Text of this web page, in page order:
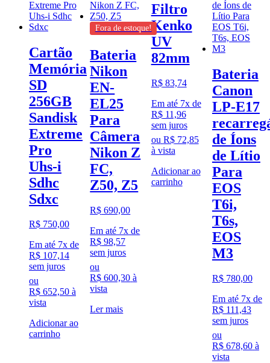
Cartão
Memória
SD
256GB
Sandisk
Extreme
Pro
Uhs-i
Sdhc
Sdxc
R$ 750,00
Em até 7x de
R$ 107,14
sem juros
ou
R$ 652,50 à
vista
Adicionar ao
carrinho
Fora de estoque!
Bateria
Nikon
EN-
EL25
Para
Câmera
Nikon Z
FC,
Z50, Z5
R$ 690,00
Em até 7x de
R$ 98,57
sem juros
ou
R$ 600,30 à
vista
Ler mais
Filtro
Kenko
UV
82mm
R$83,74
Em até 7x de
R$11,96
sem juros
ou R$72,85
à vista
Adicionar ao
carrinho
Bateria
Canon
LP-E17
de Íons
de Lítio
Para
EOS
T6i,
T6s,
EOS
M3
R$780,00
Em até 7x de
R$111,43
sem juros
ou
R$678,60 à
vista